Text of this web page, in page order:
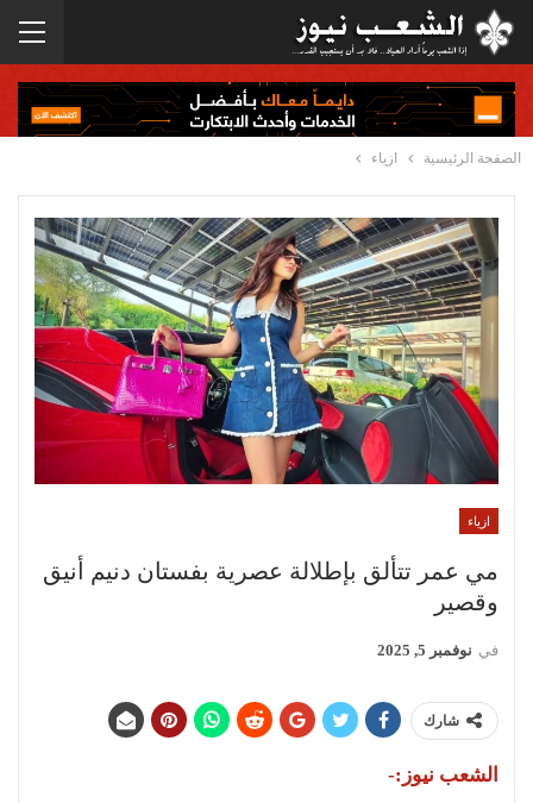
الصفحة الرئيسية ازياء
ازياء
مي عمر تتألق بإطلالة عصرية بفستان دنيم أنيق
وقصير
في نوفمبر 5, 2025
شارك
الشعب نيوز:-